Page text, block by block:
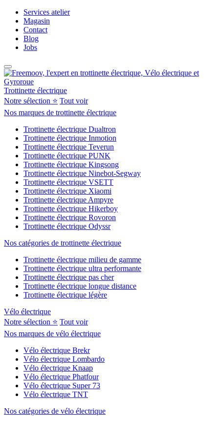
Services atelier
Magasin
Contact
Blog
Jobs
Trottinette électrique
Notre sélection ⭐ Tout voir
Nos marques de trottinette électrique
Trottinette électrique Dualtron
Trottinette électrique Inmotion
Trottinette électrique Teverun
Trottinette électrique PUNK
Trottinette électrique Kingsong
Trottinette électrique Ninebot-Segway
Trottinette électrique VSETT
Trottinette électrique Xiaomi
Trottinette électrique Ampyre
Trottinette électrique Hikerboy
Trottinette électrique Rovoron
Trottinette électrique Odyssr
Nos catégories de trottinette électrique
Trottinette électrique milieu de gamme
Trottinette électrique ultra performante
Trottinette électrique pas cher
Trottinette électrique longue distance
Trottinette électrique légère
Vélo électrique
Notre sélection ⭐ Tout voir
Nos marques de vélo électrique
Vélo électrique Brekr
Vélo électrique Lombardo
Vélo électrique Knaap
Vélo électrique Phatfour
Vélo électrique Super 73
Vélo électrique TNT
Nos catégories de vélo électrique